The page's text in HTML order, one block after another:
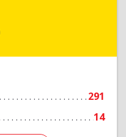
291
14
г, Зейская